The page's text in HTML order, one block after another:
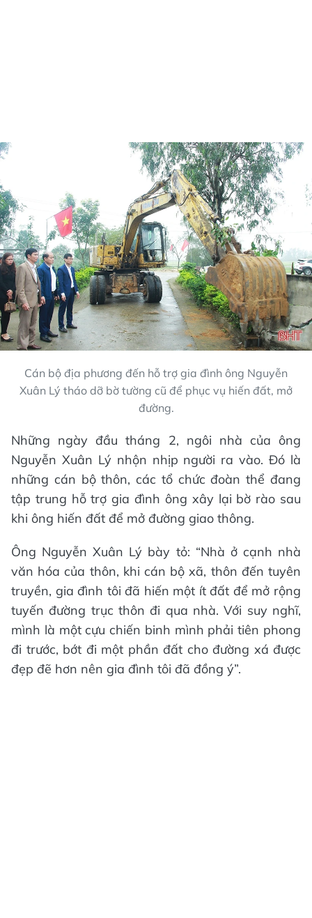
Cán bộ địa phương đến hỗ trợ gia đình ông Nguyễn
Xuân Lý tháo dỡ bờ tường cũ để phục vụ hiến đất, mở
đường.
Những ngày đầu tháng 2, ngôi nhà của ông
Nguyễn Xuân Lý nhộn nhịp người ra vào. Đó là
những cán bộ thôn, các tổ chức đoàn thể đang
tập trung hỗ trợ gia đình ông xây lại bờ rào sau
khi ông hiến đất để mở đường giao thông.
Ông Nguyễn Xuân Lý bày tỏ: “Nhà ở cạnh nhà
văn hóa của thôn, khi cán bộ xã, thôn đến tuyên
truyền, gia đình tôi đã hiến một ít đất để mở rộng
tuyến đường trục thôn đi qua nhà. Với suy nghĩ,
mình là một cựu chiến binh mình phải tiên phong
đi trước, bớt đi một phần đất cho đường xá được
đẹp đẽ hơn nên gia đình tôi đã đồng ý”.